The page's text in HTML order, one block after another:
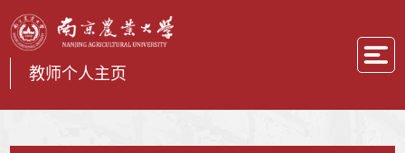
教师个人主页